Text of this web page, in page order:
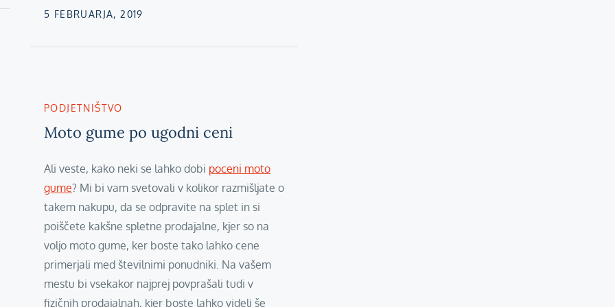
Posted
5 FEBRUARJA, 2019
PODJETNIŠTVO
Moto gume po ugodni ceni
Ali veste, kako neki se lahko dobi poceni moto
gume? Mi bi vam svetovali v kolikor razmišljate o
takem nakupu, da se odpravite na splet in si
poiščete kakšne spletne prodajalne, kjer so na
voljo moto gume, ker boste tako lahko cene
primerjali med številnimi ponudniki. Na vašem
mestu bi vsekakor najprej povprašali tudi v
fizičnih prodajalnah, kjer boste lahko videli še